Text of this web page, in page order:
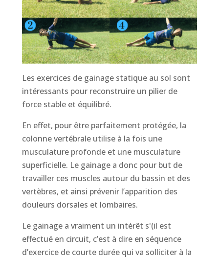
Les exercices de gainage statique au sol sont
intéressants pour reconstruire un pilier de
force stable et équilibré.
En effet, pour être parfaitement protégée, la
colonne vertébrale utilise à la fois une
musculature profonde et une musculature
superficielle. Le gainage a donc pour but de
travailler ces muscles autour du bassin et des
vertèbres, et ainsi prévenir l’apparition des
douleurs dorsales et lombaires.
Le gainage a vraiment un intérêt s'(il est
effectué en circuit, c’est à dire en séquence
d’exercice de courte durée qui va solliciter à la